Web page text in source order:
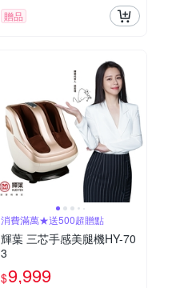
贈品
消費滿萬★送500超贈點
輝葉 三芯手感美腿機HY-70
3
$9,999